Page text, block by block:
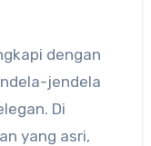
dengan
jendela
Di
yang asri,